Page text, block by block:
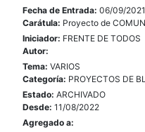
Fecha de Entrada: 06/09/2021
Carátula: Proyecto de
Iniciador: FRENTE DE TODOS
Autor:
Tema: VARIOS
Categoría: PROYECTOS DE
Estado: ARCHIVADO
Desde: 11/08/2022
Agregado a: